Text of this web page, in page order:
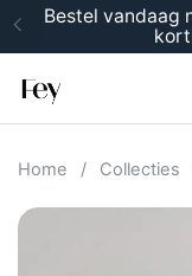
Ga naar content
Vorige
Bestel vandaag
Home / Collecties